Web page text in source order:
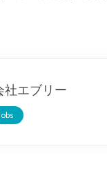
社エブリー